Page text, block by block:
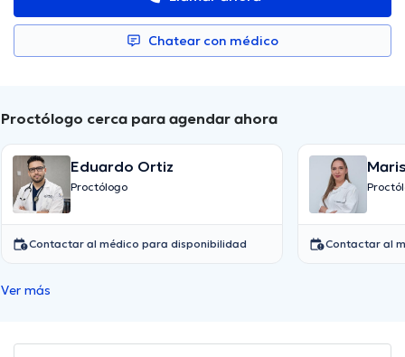
Chatear con médico
Proctólogo cerca para agendar ahora
Eduardo Ortiz
Proctólogo
Contactar al médico para disponibilidad Contactar al
Ver más